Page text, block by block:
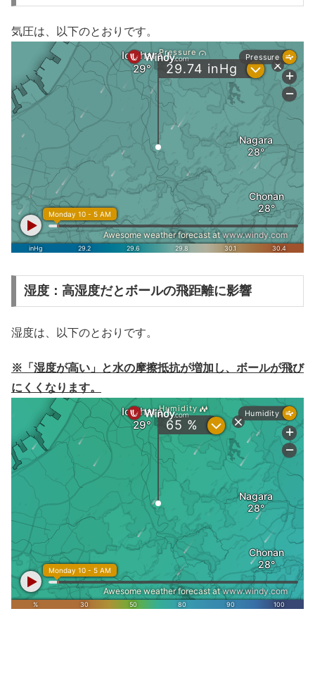
気圧は、以下のとおりです。
湿度：高湿度だとボールの飛距離に影響
湿度は、以下のとおりです。
※「湿度が高い」と水の摩擦抵抗が増加し、ボールが飛び
にくくなります。